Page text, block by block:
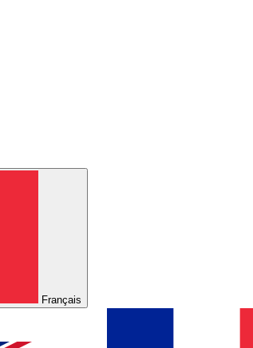
Français